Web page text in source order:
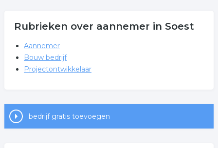
Rubrieken over aannemer in Soest
Aannemer
Bouw bedrijf
Projectontwikkelaar
bedrijf gratis toevoegen